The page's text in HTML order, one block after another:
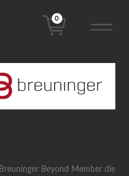
0
Beyond Member die